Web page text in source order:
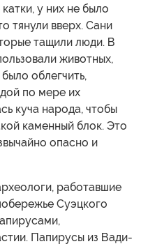
у них не было
тянули вверх. Сани
тащили люди. В
животных,
облегчить,
по мере их
куча народа, чтобы
каменный блок. Это
опасно и
работавшие
Суэцкого
Папирусы из Вади-